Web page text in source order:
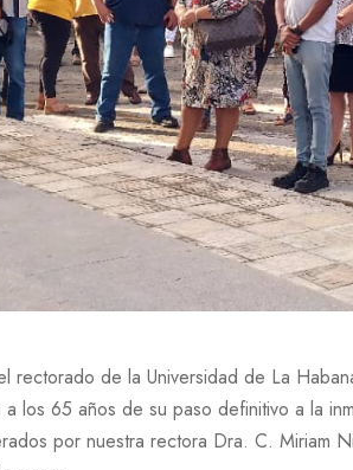
rectorado de la Universidad de La
los 65 años de su paso definitivo a la
por nuestra rectora Dra. C. Miriam